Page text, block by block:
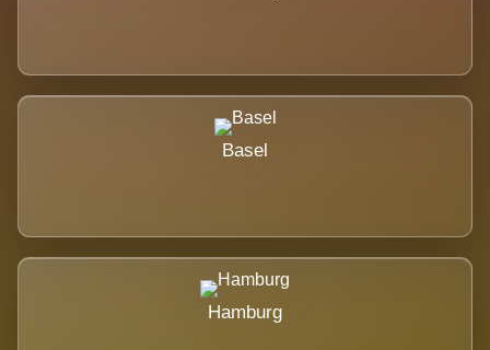
Basel
Hamburg